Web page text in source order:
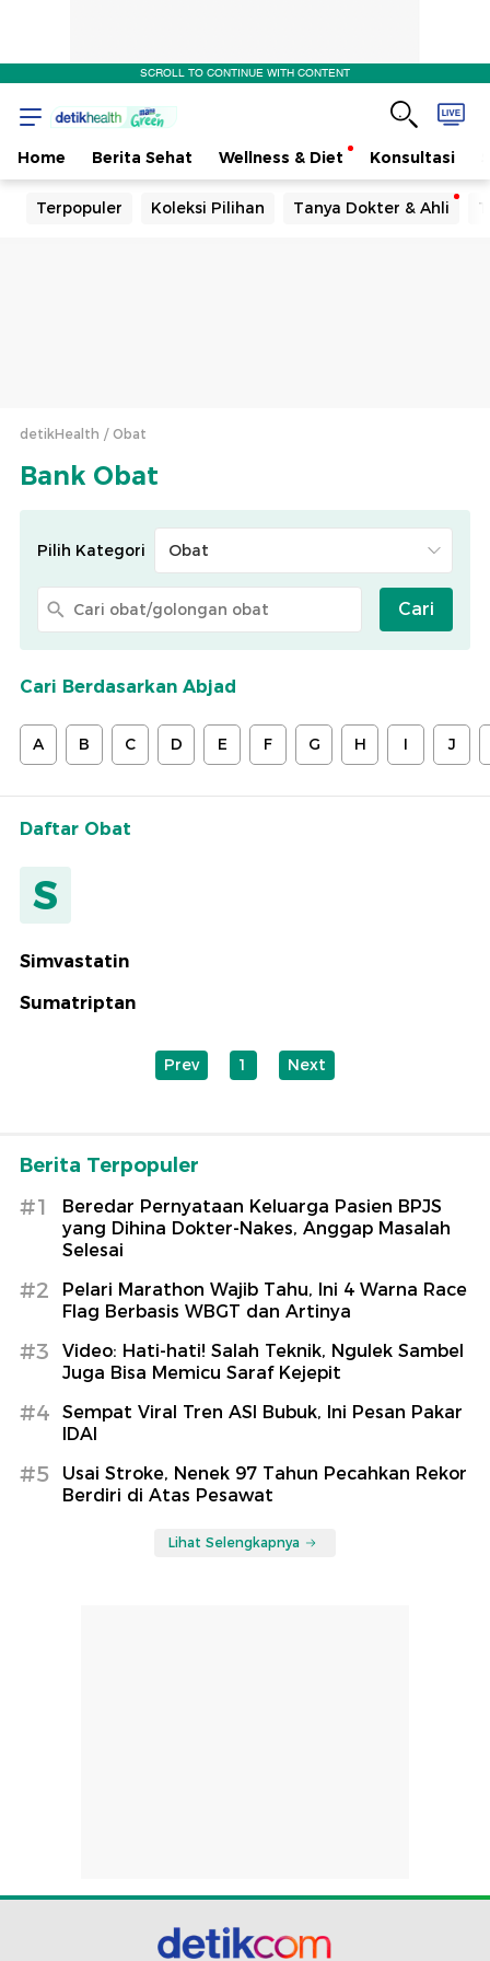
Efek
SampingSCROLL TO CONTINUE WITH CONTENT
Home Berita Sehat Wellness & Diet Konsultasi
Terpopuler Koleksi Pilihan Tanya Dokter & Ahli
detikHealth Obat
Bank Obat
Pilih Kategori
Cari
Cari Berdasarkan Abjad
A B C D E F G H I J
Daftar Obat
S
Simvastatin
Sumatriptan
Prev 1 Next
Berita Terpopuler
#1
Beredar Pernyataan Keluarga Pasien BPJS
yang Dihina Dokter-Nakes, Anggap Masalah
Selesai
#2
Pelari Marathon Wajib Tahu, Ini 4 Warna Race
Flag Berbasis WBGT dan Artinya
#3
Video: Hati-hati! Salah Teknik, Ngulek Sambel
Juga Bisa Memicu Saraf Kejepit
#4
Sempat Viral Tren ASI Bubuk, Ini Pesan Pakar
IDAI
#5
Usai Stroke, Nenek 97 Tahun Pecahkan Rekor
Berdiri di Atas Pesawat
Lihat Selengkapnya